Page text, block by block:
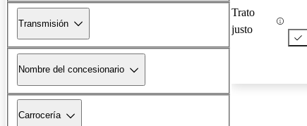
Transmisión
Nombre del concesionario
Carrocería
Trato
justo